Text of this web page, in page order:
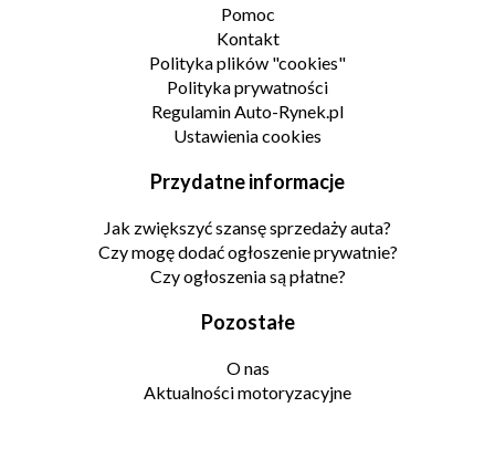
Pomoc
Kontakt
Polityka plików "cookies"
Polityka prywatności
Regulamin Auto-Rynek.pl
Ustawienia cookies
Przydatne informacje
Jak zwiększyć szansę sprzedaży auta?
Czy mogę dodać ogłoszenie prywatnie?
Czy ogłoszenia są płatne?
Pozostałe
O nas
Aktualności motoryzacyjne